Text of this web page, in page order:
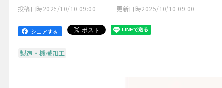
投稿日時2025/10/10 09:00 更新日時2025/10/10 09:00
シェアする
製造・機械加工